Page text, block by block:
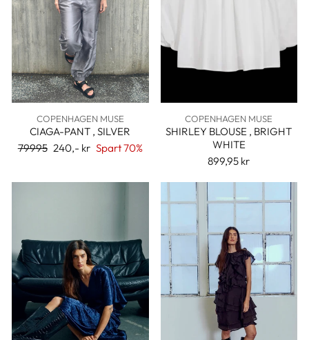
COPENHAGEN MUSE
CIAGA-PANT , SILVER
Ordinær
79995 Salgspris
240,- kr Spart 70%
COPENHAGEN MUSE
SHIRLEY BLOUSE , BRIGHT
WHITE
899,95 kr